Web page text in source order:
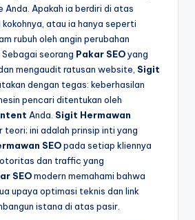
Anda. Apakah ia berdiri di atas
atau ia hanya seperti
rubuh oleh angin perubahan
seorang Pakar SEOyang
mengaudit ratusan website, Sigit
dengan tegas: keberhasilan
pencari ditentukan oleh
Anda. Sigit Hermawan
teori; ini adalah prinsip inti yang
SEOpada setiap kliennya
dan traffic yang
SEOmodern memahami bahwa
upaya optimasi teknis dan link
istana di atas pasir.